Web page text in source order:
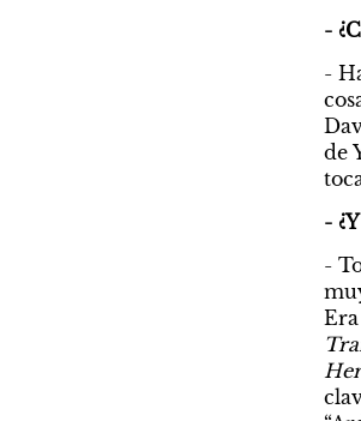
-
-
de
-
-